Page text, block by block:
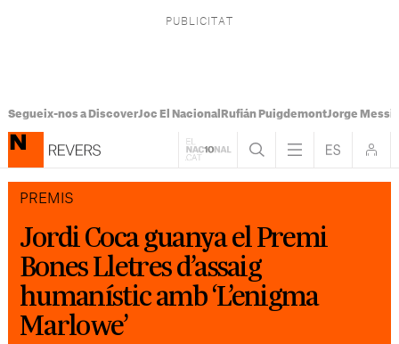
Segueix-nos a DiscoverJoc El Nacional Rufián PuigdemontJorge Messi
PREMIS
Jordi Coca guanya el Premi
Bones Lletres d’assaig
humanístic amb ‘L’enigma
Marlowe’